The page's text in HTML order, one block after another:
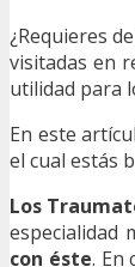
¿Requieres
visitadas en
utilidad para
En este
el cual estás
Los
especialidad
con éste. En